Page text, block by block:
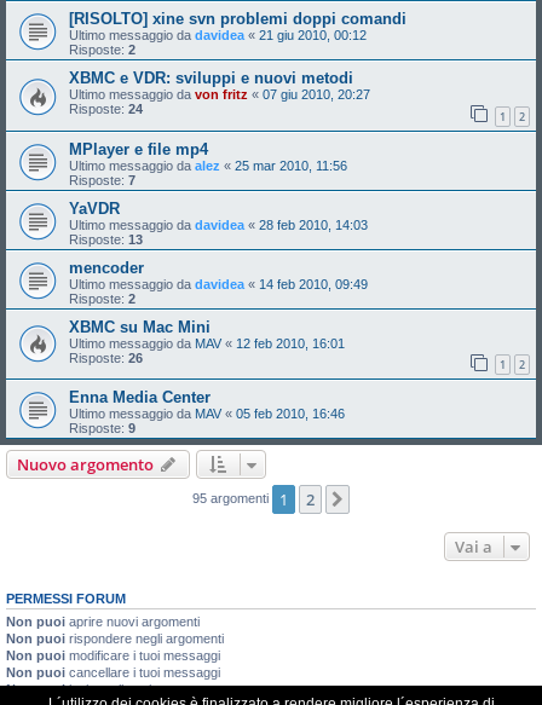
[RISOLTO] xine svn problemi doppi comandi
Ultimo messaggio da davidea « 21 giu 2010, 00:12
Risposte: 2
XBMC e VDR: sviluppi e nuovi metodi
Ultimo messaggio da von fritz « 07 giu 2010, 20:27
Risposte: 24 1 2
MPlayer e file mp4
Ultimo messaggio da alez « 25 mar 2010, 11:56
Risposte: 7
YaVDR
Ultimo messaggio da davidea « 28 feb 2010, 14:03
Risposte: 13
mencoder
Ultimo messaggio da davidea « 14 feb 2010, 09:49
Risposte: 2
XBMC su Mac Mini
Ultimo messaggio da MAV « 12 feb 2010, 16:01
Risposte: 26 1 2
Enna Media Center
Ultimo messaggio da MAV « 05 feb 2010, 16:46
Risposte: 9
Nuovo argomento
95 argomenti 1 2
Vai a
PERMESSI FORUM
Non puoi aprire nuovi argomenti
Non puoi rispondere negli argomenti
Non puoi modificare i tuoi messaggi
Non puoi cancellare i tuoi messaggi
Non puoiinviare allegati